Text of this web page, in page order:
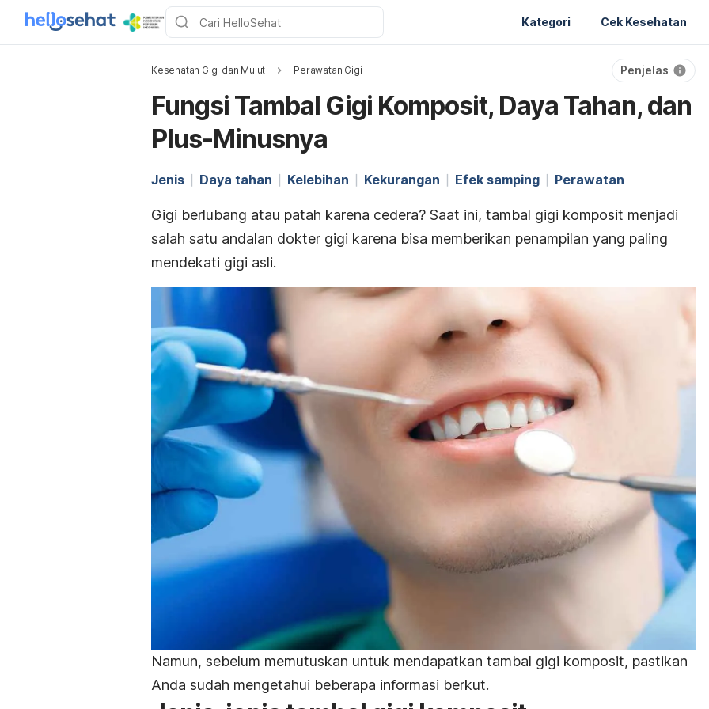
Kategori Cek Kesehatan
Kesehatan Gigi dan Mulut Perawatan Gigi Penjelas
Fungsi Tambal Gigi Komposit, Daya Tahan, dan
Plus-Minusnya
Jenis Daya tahan Kelebihan Kekurangan Efek samping Perawatan
Gigi berlubang atau patah karena cedera? Saat ini, tambal gigi komposit menjadi
salah satu andalan dokter gigi karena bisa memberikan penampilan yang paling
mendekati gigi asli.
Namun, sebelum memutuskan untuk mendapatkan tambal gigi komposit, pastikan
Anda sudah mengetahui beberapa informasi berkut.